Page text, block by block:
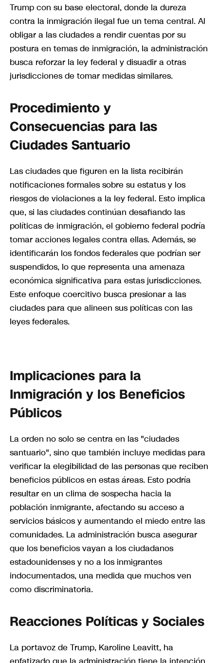
Trump con su base electoral, donde la dureza
contra la inmigración ilegal fue un tema central. Al
obligar a las ciudades a rendir cuentas por su
postura en temas de inmigración, la administración
busca reforzar la ley federal y disuadir a otras
jurisdicciones de tomar medidas similares.
Procedimiento y
Consecuencias para las
Ciudades Santuario
Las ciudades que figuren en la lista recibirán
notificaciones formales sobre su estatus y los
riesgos de violaciones a la ley federal. Esto implica
que, si las ciudades continúan desafiando las
políticas de inmigración, el gobierno federal podría
tomar acciones legales contra ellas. Además, se
identificarán los fondos federales que podrían ser
suspendidos, lo que representa una amenaza
económica significativa para estas jurisdicciones.
Este enfoque coercitivo busca presionar a las
ciudades para que alineen sus políticas con las
leyes federales.
Implicaciones para la
Inmigración y los Beneficios
Públicos
La orden no solo se centra en las "ciudades
santuario", sino que también incluye medidas para
verificar la elegibilidad de las personas que reciben
beneficios públicos en estas áreas. Esto podría
resultar en un clima de sospecha hacia la
población inmigrante, afectando su acceso a
servicios básicos y aumentando el miedo entre las
comunidades. La administración busca asegurar
que los beneficios vayan a los ciudadanos
estadounidenses y no a los inmigrantes
indocumentados, una medida que muchos ven
como discriminatoria.
Reacciones Políticas y Sociales
La portavoz de Trump, Karoline Leavitt, ha